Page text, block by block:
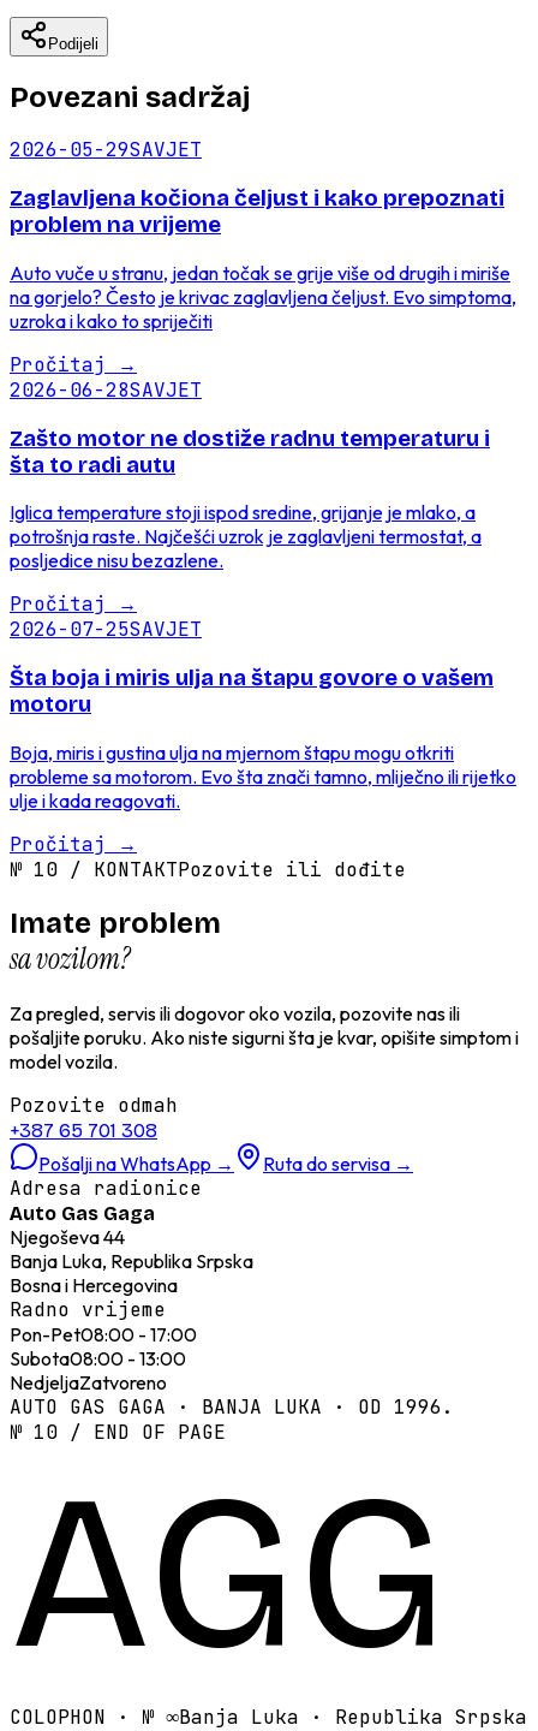
Podijeli
Povezani sadržaj
2026-05-29SAVJET
Zaglavljena kočiona čeljust i kako prepoznati
problem na vrijeme
Auto vuče u stranu, jedan točak se grije više od drugih i miriše
na gorjelo? Često je krivac zaglavljena čeljust. Evo simptoma,
uzroka i kako to spriječiti
Pročitaj →
2026-06-28SAVJET
Zašto motor ne dostiže radnu temperaturu i
šta to radi autu
Iglica temperature stoji ispod sredine, grijanje je mlako, a
potrošnja raste. Najčešći uzrok je zaglavljeni termostat, a
posljedice nisu bezazlene.
Pročitaj →
2026-07-25SAVJET
Šta boja i miris ulja na štapu govore o vašem
motoru
Boja, miris i gustina ulja na mjernom štapu mogu otkriti
probleme sa motorom. Evo šta znači tamno, mliječno ili rijetko
ulje i kada reagovati.
Pročitaj →
№ 10 / KONTAKTPozovite ili dođite
Imate problem
sa vozilom?
Za pregled, servis ili dogovor oko vozila, pozovite nas ili
pošaljite poruku. Ako niste sigurni šta je kvar, opišite simptom i
model vozila.
Pozovite odmah
+387 65 701 308
Pošalji na WhatsApp → Ruta do servisa →
Adresa radionice
Auto Gas Gaga
Njegoševa 44
Banja Luka, Republika Srpska
Bosna i Hercegovina
Radno vrijeme
Pon-Pet08:00 - 17:00
Subota08:00 - 13:00
NedjeljaZatvoreno
AUTO GAS GAGA · BANJA LUKA · OD 1996.
№ 10 / END OF PAGE
AGG
COLOPHON · № ∞Banja Luka · Republika Srpska